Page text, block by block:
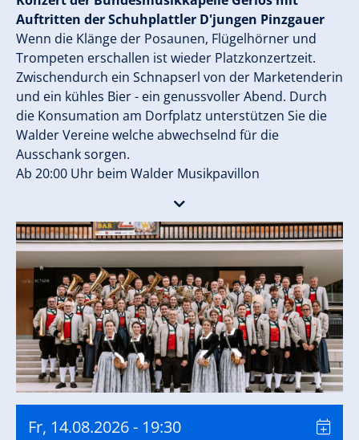
Auftritten der Schuhplattler D'jungen Pinzgauer
Wenn die Klänge der Posaunen, Flügelhörner und
Trompeten erschallen ist wieder Platzkonzertzeit.
Zwischendurch ein Schnapserl von der Marketenderin
und ein kühles Bier - ein genussvoller Abend. Durch
die Konsumation am Dorfplatz unterstützen Sie die
Walder Vereine welche abwechselnd für die
Ausschank sorgen.
Ab 20:00 Uhr beim Walder Musikpavillon
Kinderprogramm Filzeln oder Basteln mit Sigi
Fr, 14.08.2026- 19:30